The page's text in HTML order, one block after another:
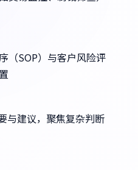
（SOP）与客户风险评
与建议，聚焦复杂判断